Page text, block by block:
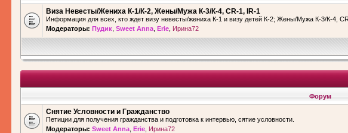
Виза Невесты/Жениха К-1/К-2, Жены/Мужа К-3/К-4, CR-1, IR-1
Информация для всех, кто ждет визу невесты/жениха К-1 и визу детей К-2; Жены/Мужа К-3/К-4,
Модераторы: Пудик Sweet Anna Erie Ирина72
Форум
Снятие Условности и Гражданство
Петиции для получения гражданства и подготовка к интервью, сятие условности.
Модераторы: Sweet Anna Erie Ирина72